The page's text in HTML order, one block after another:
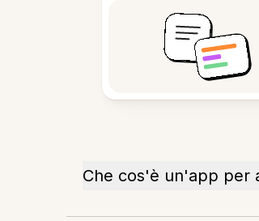
Che cos'è un'app per